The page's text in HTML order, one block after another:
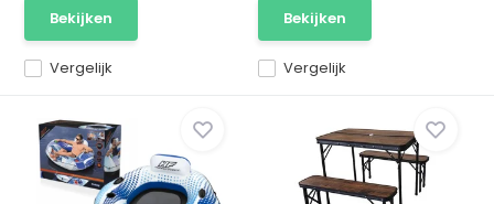
Vergelijk
Bekijken
Vergelijk
Bekijken